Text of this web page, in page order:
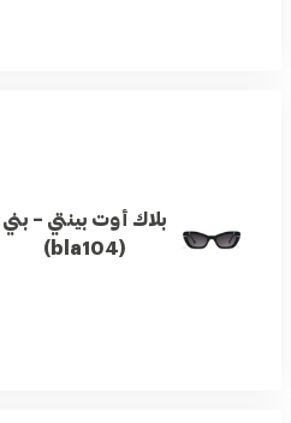
بلاك أوت بينتي – بني
(bla104)